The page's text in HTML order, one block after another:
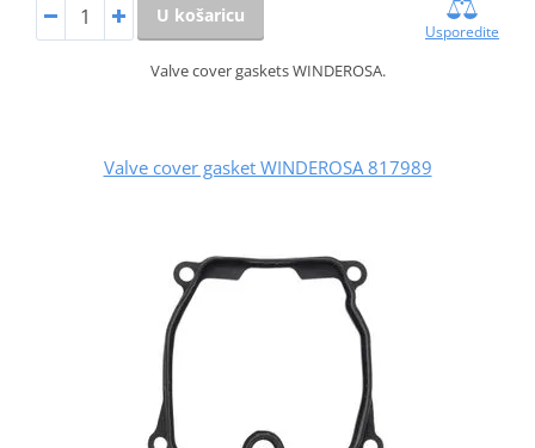
U košaricu
Usporedite
Valve cover gaskets WINDEROSA.
Valve cover gasket WINDEROSA 817989